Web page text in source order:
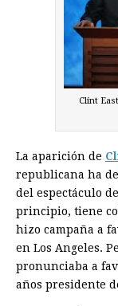
Clint
La aparición de
republicana ha
del espectáculo
principio, tiene
hizo campaña a
en Los Angeles.
pronunciaba a
años presidente